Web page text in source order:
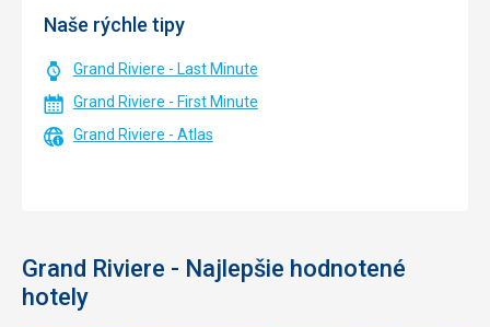
Naše rýchle tipy
Grand Riviere - Last Minute
Grand Riviere - First Minute
Grand Riviere - Atlas
Grand Riviere - Najlepšie hodnotené
hotely